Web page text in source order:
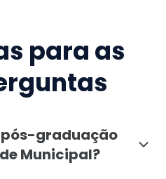
para as
pós-graduação
Municipal?